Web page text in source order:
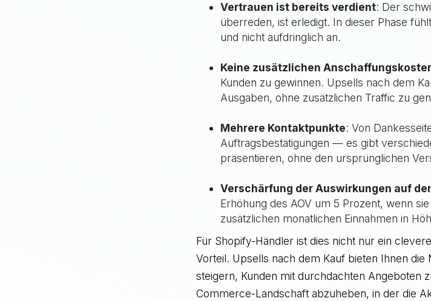
Vertrauen ist bereits verdient: Der
überreden, ist erledigt. In dieser Phase
und nicht aufdringlich an.
Keine zusätzlichen
Kunden zu gewinnen. Upsells nach dem
Ausgaben, ohne zusätzlichen Traffic zu
Mehrere Kontaktpunkte: Von
Auftragsbestätigungen — es gibt
präsentieren, ohne den ursprünglichen
Verschärfung der Auswirkungen auf
Erhöhung des AOV um 5 Prozent, wenn
zusätzlichen monatlichen Einnahmen in
Für Shopify-Händler ist dies nicht nur ein
Vorteil. Upsells nach dem Kauf bieten Ihnen
steigern, Kunden mit durchdachten Angeboten
Commerce-Landschaft abzuheben, in der die